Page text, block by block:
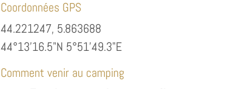
Coordonnées GPS
44.221247, 5.863688
44°13'16.5"N 5°51'49.3"E
Comment venir au camping